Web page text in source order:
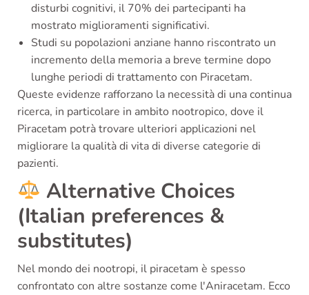
disturbi cognitivi, il 70% dei partecipanti ha
mostrato miglioramenti significativi.
Studi su popolazioni anziane hanno riscontrato un
incremento della memoria a breve termine dopo
lunghe periodi di trattamento con Piracetam.
Queste evidenze rafforzano la necessità di una continua
ricerca, in particolare in ambito nootropico, dove il
Piracetam potrà trovare ulteriori applicazioni nel
migliorare la qualità di vita di diverse categorie di
pazienti.
Alternative Choices
(Italian preferences &
substitutes)
Nel mondo dei nootropi, il piracetam è spesso
confrontato con altre sostanze come l'Aniracetam. Ecco